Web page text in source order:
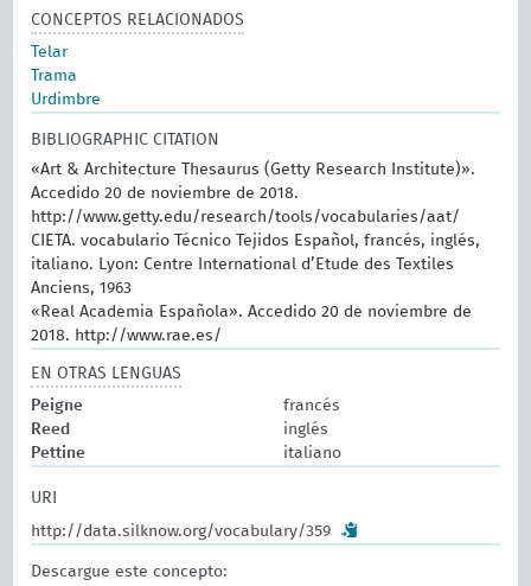
CONCEPTOS RELACIONADOS
Telar
Trama
Urdimbre
BIBLIOGRAPHIC CITATION
«Art & Architecture Thesaurus (Getty Research Institute)».
Accedido 20 de noviembre de 2018.
http://www.getty.edu/research/tools/vocabularies/aat/
CIETA. vocabulario Técnico Tejidos Español, francés, inglés,
italiano. Lyon: Centre International d’Etude des Textiles
Anciens, 1963
«Real Academia Española». Accedido 20 de noviembre de
2018. http://www.rae.es/
EN OTRAS LENGUAS
Peigne
francés
Reed
inglés
Pettine
italiano
URI
http://data.silknow.org/vocabulary/359
Descargue este concepto: